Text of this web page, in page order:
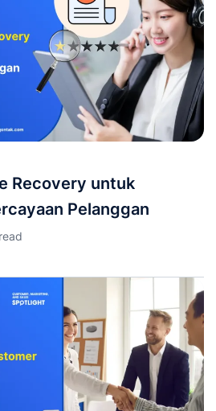
Recovery untuk
Pelanggan